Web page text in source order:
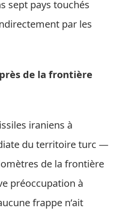
sept pays touchés
par les
de la frontière
iraniens à
du territoire turc —
de la frontière
préoccupation à
frappe n’ait